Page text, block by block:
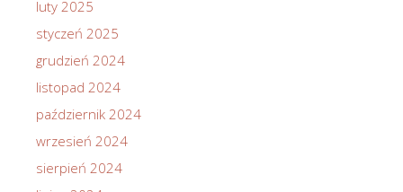
luty 2025
styczeń 2025
grudzień 2024
listopad 2024
październik 2024
wrzesień 2024
sierpień 2024